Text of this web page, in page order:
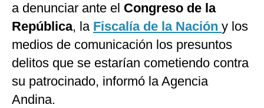
a denunciar ante el Congreso de la
República, la Fiscalía de la Nación y los
medios de comunicación los presuntos
delitos que se estarían cometiendo contra
su patrocinado, informó la Agencia
Andina.